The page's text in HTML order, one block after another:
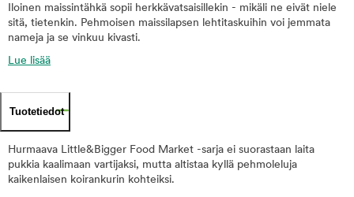
Iloinen maissintähkä sopii herkkävatsaisillekin - mikäli ne eivät niele
sitä, tietenkin. Pehmoisen maissilapsen lehtitaskuihin voi jemmata
nameja ja se vinkuu kivasti.
Lue lisää
Tuotetiedot
Hurmaava Little&Bigger Food Market -sarja ei suorastaan laita
pukkia kaalimaan vartijaksi, mutta altistaa kyllä pehmoleluja
kaikenlaisen koirankurin kohteiksi.